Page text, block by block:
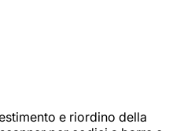
e riordino della